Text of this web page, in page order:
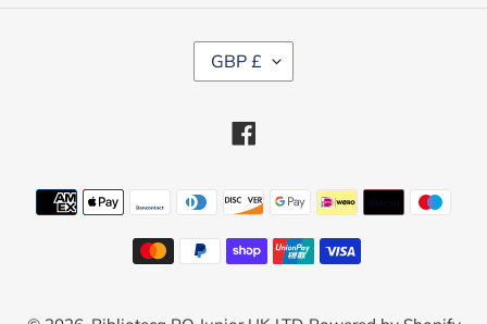
C
U
C
Y
GBP £
Facebook
Payment
methods